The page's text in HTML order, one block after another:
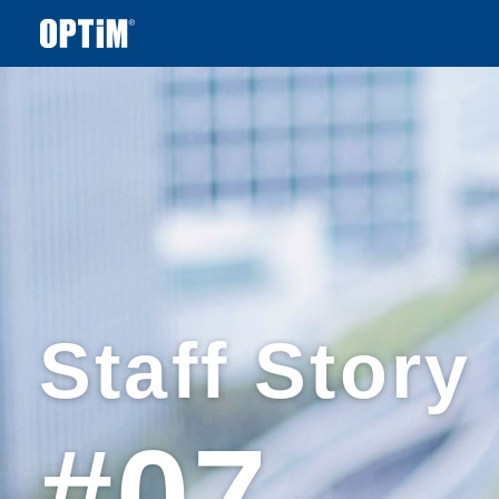
Staff Story